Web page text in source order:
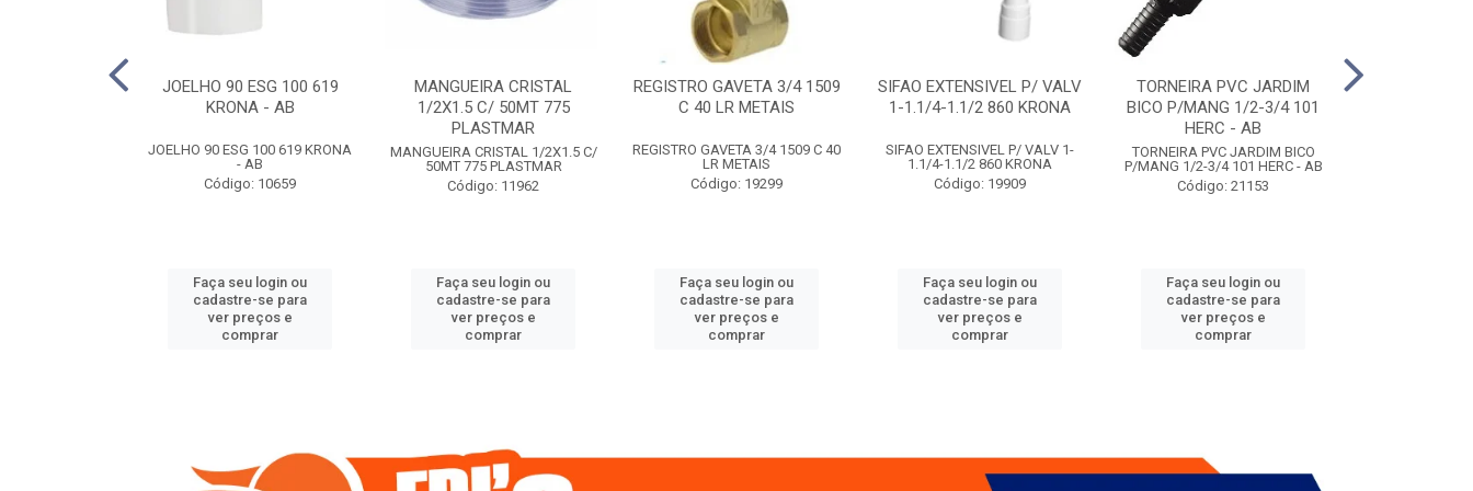
JOELHO 90 ESG 100 619
KRONA - AB
JOELHO 90 ESG 100 619 KRONA
- AB
Código: 10659
Faça seu login ou
cadastre-se para
ver preços e
comprar
MANGUEIRA CRISTAL
1/2X1.5 C/ 50MT 775
PLASTMAR
MANGUEIRA CRISTAL 1/2X1.5 C/
50MT 775 PLASTMAR
Código: 11962
Faça seu login ou
cadastre-se para
ver preços e
comprar
REGISTRO GAVETA 3/4 1509
C 40 LR METAIS
REGISTRO GAVETA 3/4 1509 C 40
LR METAIS
Código: 19299
Faça seu login ou
cadastre-se para
ver preços e
comprar
SIFAO EXTENSIVEL P/ VALV
1-1.1/4-1.1/2 860 KRONA
SIFAO EXTENSIVEL P/ VALV 1-
1.1/4-1.1/2 860 KRONA
Código: 19909
Faça seu login ou
cadastre-se para
ver preços e
comprar
TORNEIRA PVC JARDIM
BICO P/MANG 1/2-3/4 101
HERC - AB
TORNEIRA PVC JARDIM BICO
P/MANG 1/2-3/4 101 HERC - AB
Código: 21153
Faça seu login ou
cadastre-se para
ver preços e
comprar